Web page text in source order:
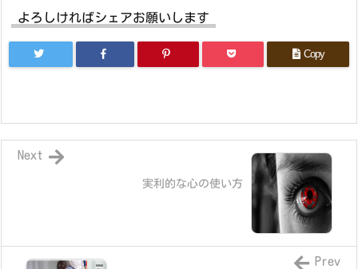
よろしければシェアお願いします
Copy
実利的な心の使い方
Next
Prev